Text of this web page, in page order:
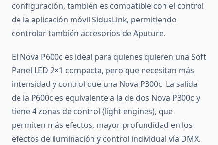
configuración, también es compatible con el control
de la aplicación móvil SidusLink, permitiendo
controlar también accesorios de Aputure.
El Nova P600c es ideal para quienes quieren una Soft
Panel LED 2×1 compacta, pero que necesitan más
intensidad y control que una Nova P300c. La salida
de la P600c es equivalente a la de dos Nova P300c y
tiene 4 zonas de control (light engines), que
permiten más efectos, mayor profundidad en los
efectos de iluminación y control individual vía DMX.